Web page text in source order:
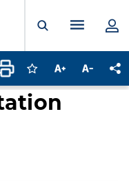
Ouvrir laMenu
Connectez-vous
Augmenter la